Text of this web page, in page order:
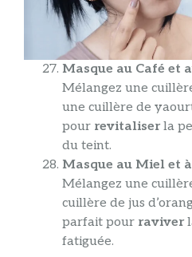
Masque au Café et
Mélangez une
une cuillère de
pour revitaliserla
du teint.
Masque au Miel et
Mélangez une
cuillère de jus
parfait pour raviver
fatiguée.